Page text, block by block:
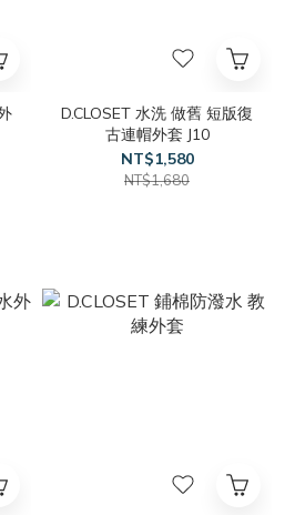
D.CLOSET 水洗 做舊 短版復
古連帽外套 J10
NT$1,580
NT$1,680